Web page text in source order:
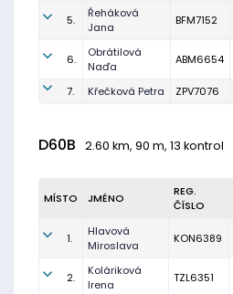
5.
Řeháková
Jana
BFM7152
6.
Obrátilová
Naďa
ABM6654
7. Křečková Petra ZPV7076
D60B 2.60 km, 90 m, 13 kontrol
MÍSTO JMÉNO
REG.
ČÍSLO
1.
Hlavová
Miroslava
KON6389
2.
Koláriková
Irena
TZL6351